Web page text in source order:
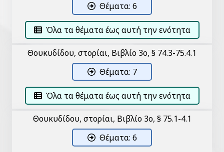
Θέματα: 6
Όλα τα θέματα έως αυτή την ενότητα
Θουκυδίδου, Ἱστορίαι, Βιβλίο 3ο, § 74.3-75.4.1
Θέματα: 7
Όλα τα θέματα έως αυτή την ενότητα
Θουκυδίδου, Ἱστορίαι, Βιβλίο 3ο, § 75.1-4.1
Θέματα: 6